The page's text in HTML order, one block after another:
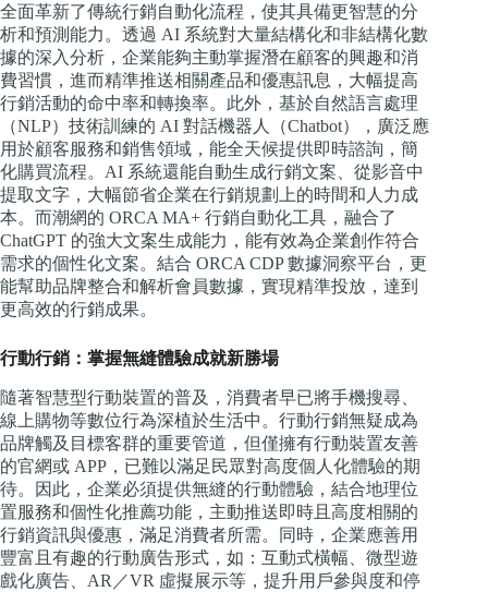
全面革新了傳統行銷自動化流程，使其具備更智慧的分
析和預測能力。透過 AI 系統對大量結構化和非結構化數
據的深入分析，企業能夠主動掌握潛在顧客的興趣和消
費習慣，進而精準推送相關產品和優惠訊息，大幅提高
行銷活動的命中率和轉換率。此外，基於自然語言處理
（NLP）技術訓練的 AI 對話機器人（Chatbot），廣泛應
用於顧客服務和銷售領域，能全天候提供即時諮詢，簡
化購買流程。AI 系統還能自動生成行銷文案、從影音中
提取文字，大幅節省企業在行銷規劃上的時間和人力成
本。而潮網的 ORCA MA+ 行銷自動化工具，融合了
ChatGPT 的強大文案生成能力，能有效為企業創作符合
需求的個性化文案。結合 ORCA CDP 數據洞察平台，更
能幫助品牌整合和解析會員數據，實現精準投放，達到
更高效的行銷成果。
行動行銷：掌握無縫體驗成就新勝場
隨著智慧型行動裝置的普及，消費者早已將手機搜尋、
線上購物等數位行為深植於生活中。行動行銷無疑成為
品牌觸及目標客群的重要管道，但僅擁有行動裝置友善
的官網或 APP，已難以滿足民眾對高度個人化體驗的期
待。因此，企業必須提供無縫的行動體驗，結合地理位
置服務和個性化推薦功能，主動推送即時且高度相關的
行銷資訊與優惠，滿足消費者所需。同時，企業應善用
豐富且有趣的行動廣告形式，如：互動式橫幅、微型遊
戲化廣告、AR／VR 虛擬展示等，提升用戶參與度和停